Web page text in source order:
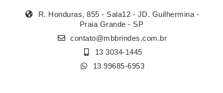
R. Honduras, 855 - Sala12 - JD. Guilhermina -
Praia Grande - SP
contato@mbbrindes.com.br
13 3034-1445
13 99685-6953